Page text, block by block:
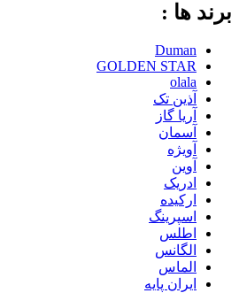
برند ها :
Duman
GOLDEN STAR
olala
آذین تک
آریا گاز
آسمان
آویژه
آوین
ادریک
ارکیده
اسپرینگ
اطلس
الگانس
الماس
ایران پایه